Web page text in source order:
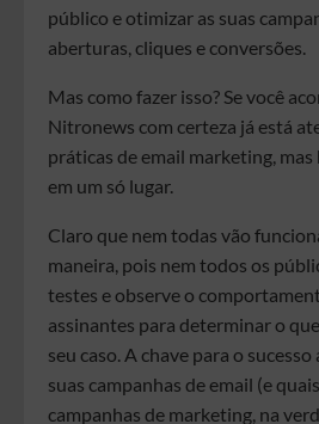
público e otimizar as suas
aberturas, cliques e conversões.
Mas como fazer isso? Se você
Nitronews com certeza já está
práticas de email marketing,
em um só lugar.
Claro que nem todas vão
maneira, pois nem todos os
testes e observe o
assinantes para determinar o
seu caso. A chave para o
suas campanhas de email (e
campanhas de marketing, na